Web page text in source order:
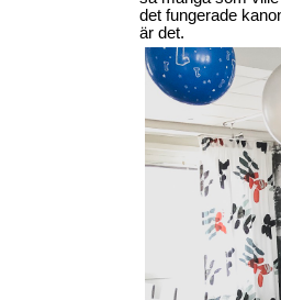
det fungerade
är det.